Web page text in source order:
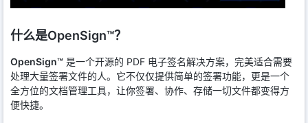
什么是OpenSign™？
OpenSign™ 是一个开源的 PDF 电子签名解决方案，完美适合需要
处理大量签署文件的人。它不仅仅提供简单的签署功能，更是一个
全方位的文档管理工具，让你签署、协作、存储一切文件都变得方
便快捷。